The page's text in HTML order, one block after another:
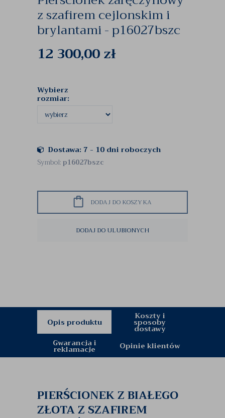
z szafirem cejlonskim i
brylantami - p16027bszc
12 300,00zł
Wybierz
rozmiar:
Dostawa: 7 - 10 dni roboczych
Symbol:p16027bszc
DODAJ DO KOSZYKA
DODAJ DO ULUBIONYCH
Opis produktu
Koszty i
sposoby
dostawy
Gwarancja i
reklamacje Opinie klientów
PIERŚCIONEK Z BIAŁEGO
ZŁOTA Z SZAFIREM